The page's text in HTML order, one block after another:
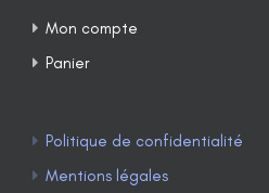
Mon compte
Panier
Politique de confidentialité
Mentions légales